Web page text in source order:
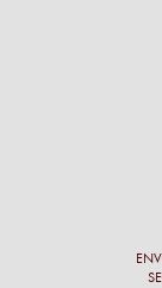
Conseil
de l’opticien et